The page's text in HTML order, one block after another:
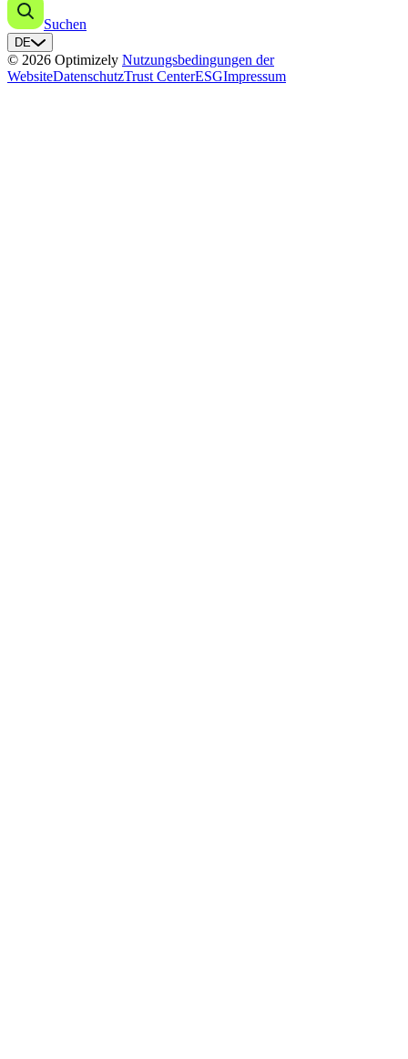
Suchen
DE
© 2026 Optimizely Nutzungsbedingungen der
WebsiteDatenschutzTrust CenterESGImpressum